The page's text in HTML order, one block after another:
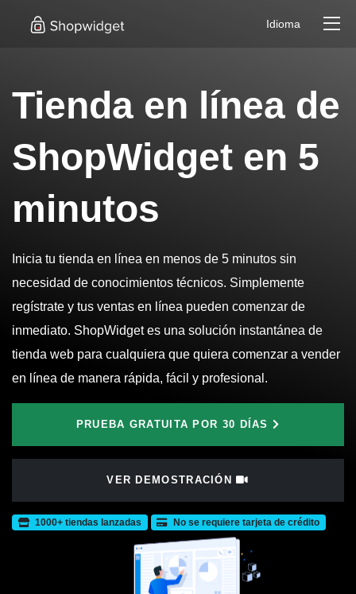
Idioma
Tienda en línea de
ShopWidget en 5
minutos
Inicia tu tienda en línea en menos de 5 minutos sin
necesidad de conocimientos técnicos. Simplemente
regístrate y tus ventas en línea pueden comenzar de
inmediato. ShopWidget es una solución instantánea de
tienda web para cualquiera que quiera comenzar a vender
en línea de manera rápida, fácil y profesional.
PRUEBA GRATUITA POR 30 DÍAS
VER DEMOSTRACIÓN
1000+ tiendas lanzadas No se requiere tarjeta de crédito